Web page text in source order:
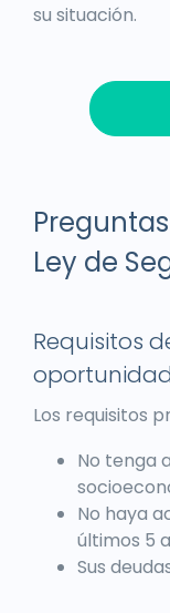
su situación.
Ley de
Requisitos
oportunidad
Los requisitos
No tenga
No haya
últimos 5
Sus